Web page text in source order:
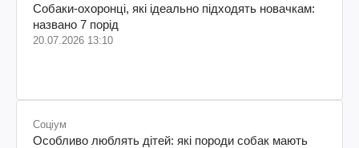
Собаки-охоронці, які ідеально підходять новачкам:
названо 7 порід
20.07.2026 13:10
Соціум
Особливо люблять дітей: які породи собак мають